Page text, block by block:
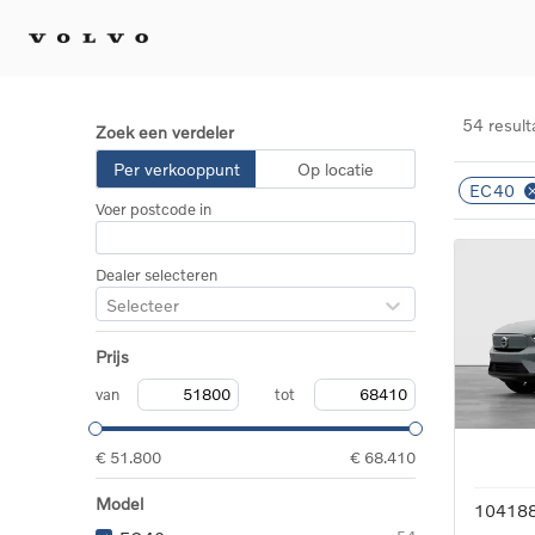
Stel
Fleet
Plug-
Zoek een verdeler
Per verkooppunt
Op locatie
Voer postcode in
Dealer selecteren
Selecteer
Prijs
van tot
€ 51.800 € 68.410
Model
54
EC40